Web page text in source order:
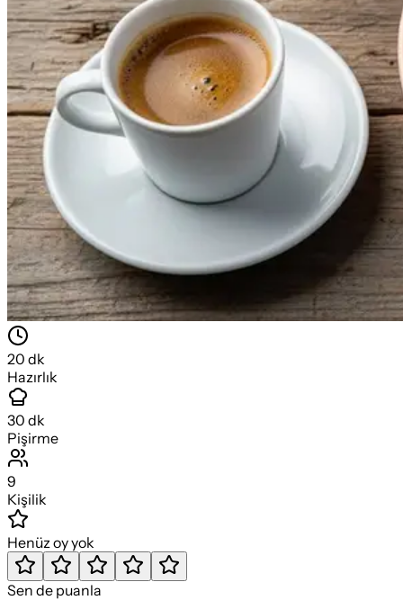
20 dk
Hazırlık
30 dk
Pişirme
9
Kişilik
Henüz oy yok
Sen de puanla